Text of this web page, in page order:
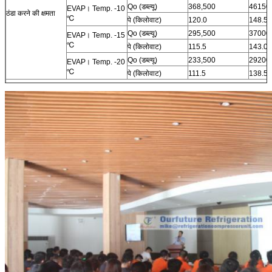
ठंडा करने की क्षमता
EVAP। Temp. -10
℃
Qo (डब्ल्यू) 368,500
पे (किलोवाट)
120.0
148.5
EVAP। Temp. -15
℃
Qo (डब्ल्यू) 295,500
पे (किलोवाट)
115.5
143.0
EVAP। Temp. -20
℃
Qo (डब्ल्यू) 233,500
पे (किलोवाट)
111.5
138.5